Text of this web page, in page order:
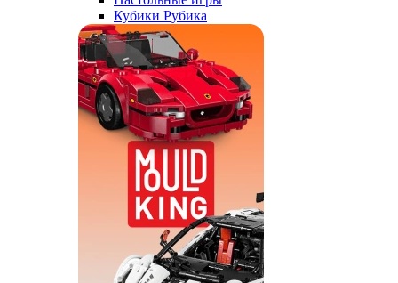
Кубики Рубика